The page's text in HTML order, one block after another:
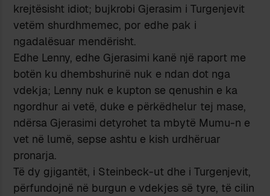
krejtësisht idiot; bujkrobi Gjerasim i Turgenjevit
vetëm shurdhmemec, por edhe pak i
ngadalësuar mendërisht.
Edhe Lenny, edhe Gjerasimi kanë një raport me
botën ku dhembshurinë nuk e ndan dot nga
vdekja; Lenny nuk e kupton se qenushin e ka
ngordhur ai vetë, duke e përkëdhelur tej mase,
ndërsa Gjerasimi detyrohet ta mbytë Mumu-n e
vet në lumë, sepse ashtu e kish urdhëruar
pronarja.
Të dy gjigantët, i Steinbeck-ut dhe i Turgenjevit,
përfundojnë në burgun e vdekjes së tyre, të cilin